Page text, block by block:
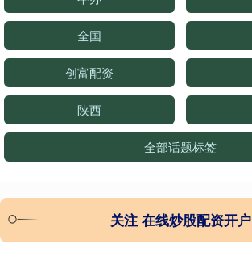
全国
创富配资
陕西
全部话题标签
关注 在线炒股配资开户